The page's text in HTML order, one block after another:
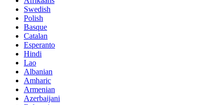
Swedish
Polish
Basque
Catalan
Esperanto
Hindi
Lao
Albanian
Amharic
Armenian
Azerbaijani